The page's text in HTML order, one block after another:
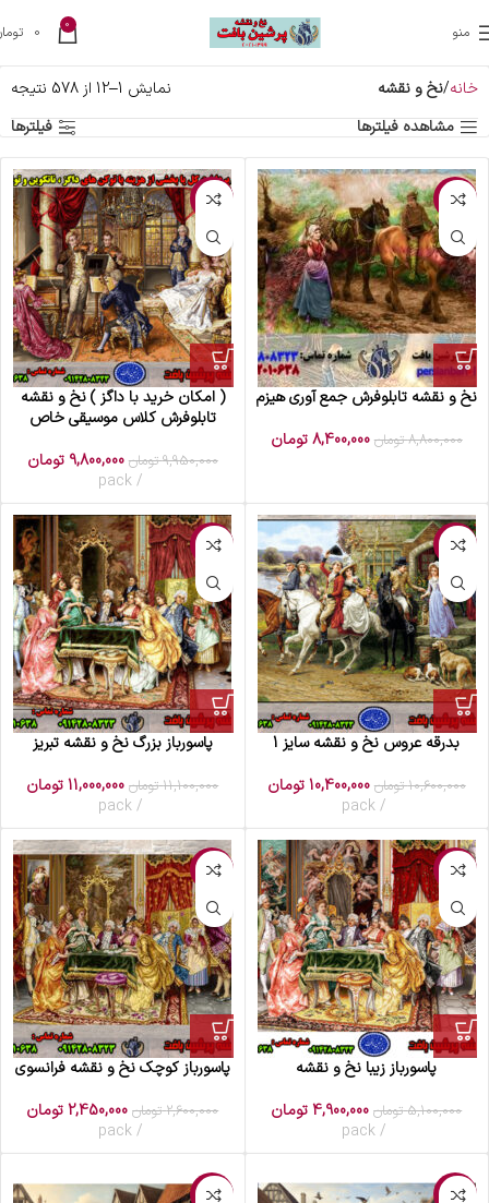
منو 0
0
خانه نخ و نقشه
نمایش 1–12 از 578 نتیجه
مشاهده فیلترها
فیلترها
-5%
نخ و نقشه تابلوفرش جمع آوری هیزم
8,800,000 تومان 8,400,000 تومان
-2%
( امکان خرید با داگز ) نخ و نقشه
تابلوفرش کلاس موسیقی خاص
9,950,000 تومان 9,800,000 تومان
pack
-2%
بدرقه عروس نخ و نقشه سایز 1
10,600,000 تومان 10,400,000 تومان
pack
-1%
پاسورباز بزرگ نخ و نقشه تبریز
11,100,000 تومان 11,000,000 تومان
pack
-4%
پاسورباز زیبا نخ و نقشه
5,100,000 تومان 4,900,000 تومان
pack
-6%
پاسورباز کوچک نخ و نقشه فرانسوی
2,600,000 تومان 2,450,000 تومان
pack
-2%
-2%